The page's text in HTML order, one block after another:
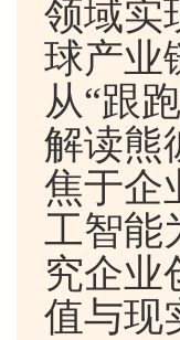
领域实
球产业
从“跟
解读熊
焦于企
工智能
究企业
值与现